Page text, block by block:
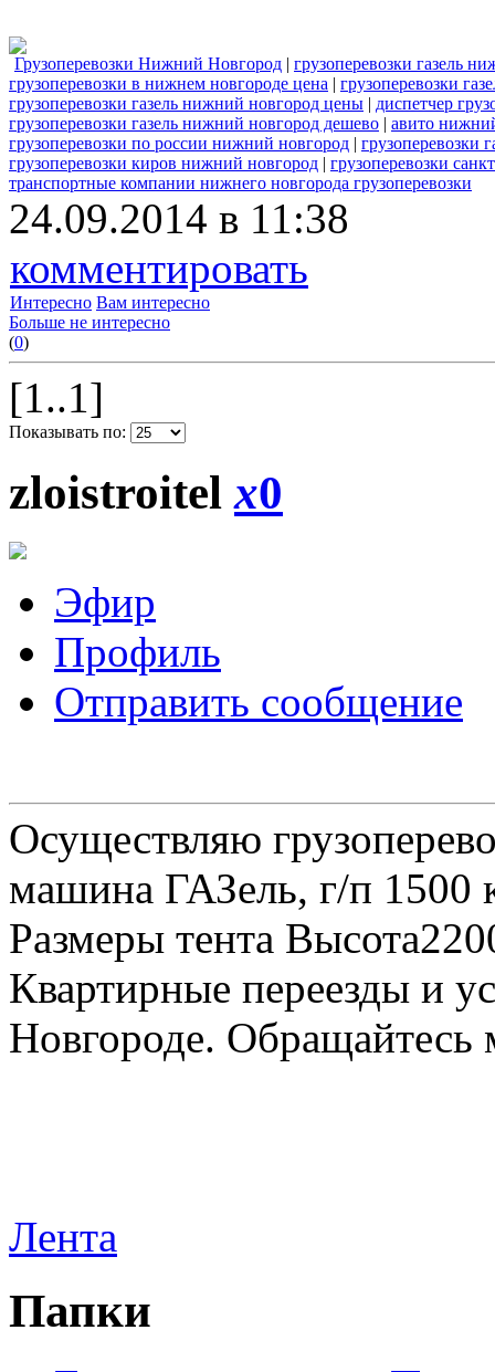
Грузоперевозки Нижний Новгород | грузоперевозки газель
грузоперевозки в нижнем новгороде цена | грузоперевозки
грузоперевозки газель нижний новгород цены | диспетчер
грузоперевозки газель нижний новгород дешево | авито
грузоперевозки по россии нижний новгород | грузоперевозки
грузоперевозки киров нижний новгород | грузоперевозки
транспортные компании нижнего новгорода грузоперевозки
24.09.2014 в 11:38
комментировать
Интересно Вам интересно
Больше не интересно
(0)
[1..1]
Показывать по:
zloistroitelx0
Эфир
Профиль
Отправить сообщение
Осуществляю
машина ГАЗель, г/п 1500
Размеры тента
Квартирные переезды и
Новгороде.
Лента
Папки